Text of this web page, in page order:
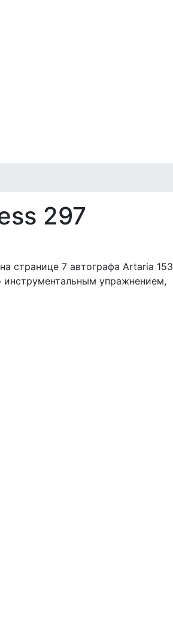
297
странице 7 автографа Artaria 153
упражнением,